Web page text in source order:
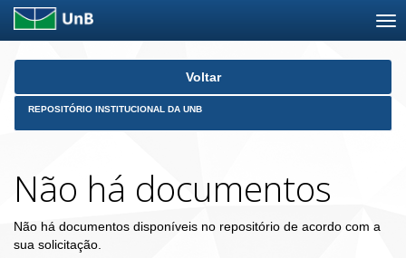
Skip
Voltar
REPOSITÓRIO INSTITUCIONAL DA UNB
Não há documentos
Não há documentos disponíveis no repositório de acordo com a
sua solicitação.